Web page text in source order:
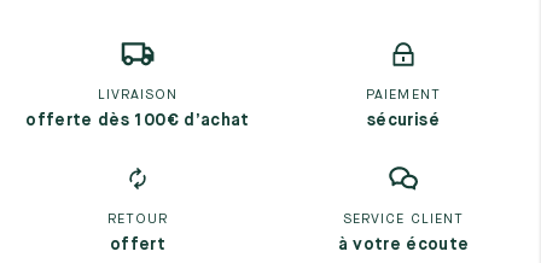
LIVRAISON
offerte dès 100€ d’achat
PAIEMENT
sécurisé
RETOUR
offert
SERVICE CLIENT
à votre écoute